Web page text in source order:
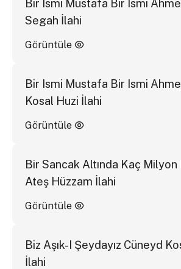
Bir Ismi Mustafa Bir Ismi
Segah İlahi
Görüntüle
Bir Ismi Mustafa Bir Ismi
Kosal Huzi İlahi
Görüntüle
Bir Sancak Altında Kaç Milyon
Ateş Hüzzam İlahi
Görüntüle
Biz Aşık-I Şeydayız Cüneyd
İlahi